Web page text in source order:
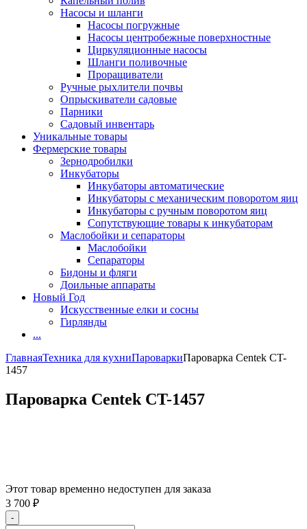
Насосы и шланги
Насосы погружные
Насосы центробежные поверхностные
Циркуляционные насосы
Шланги поливочные
Проращиватели
Ручные рыхлители почвы
Опрыскиватели садовые
Парники
Садовый инвентарь
Уникальные товары
Фермерские товары
Зернодробилки
Инкубаторы
Инкубаторы автоматические
Инкубаторы с механическим поворотом яиц
Инкубаторы с ручным поворотом яиц
Сопутствующие товары к инкубаторам
Маслобойки и сепараторы
Маслобойки
Сепараторы
Бидоны и фляги
Доильные аппараты
Новый Год
Искусственные елки и сосны
Гирлянды
...
ГлавнаяТехника для кухниПароваркиПароварка Centek CT-
1457
Пароварка Centek CT-1457
Этот товар временно недоступен для заказа
3 700 ₽
-